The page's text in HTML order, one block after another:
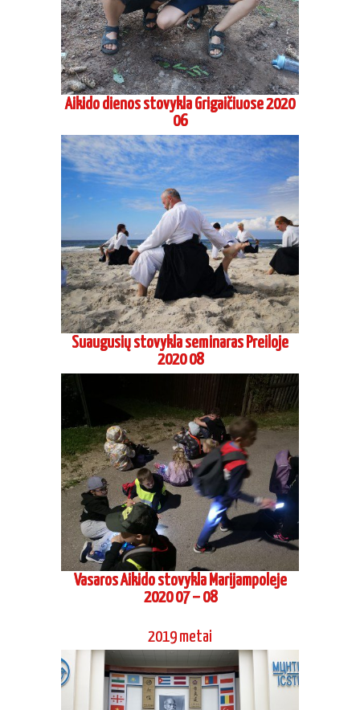
Suaugusių stovykla seminaras Preiloje
2020 08
Vasaros Aikido stovykla Marijampoleje
2020 07 – 08
2019 metai